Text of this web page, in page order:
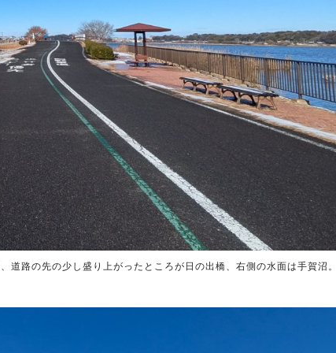
道路の先の少し盛り上がったところが日の出橋、右側の水面は手賀沼